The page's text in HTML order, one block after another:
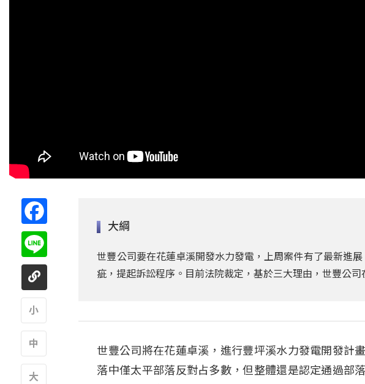
大綱
世豐公司要在花蓮卓溪開發水力發電，上周案件有了最新進
疵，提起訴訟程序。目前法院裁定，基於三大理由，世豐公司
世豐公司將在花蓮卓溪，進行豐坪溪水力發電開發計
落中僅太平部落反對占多數，但整體還是認定通過部